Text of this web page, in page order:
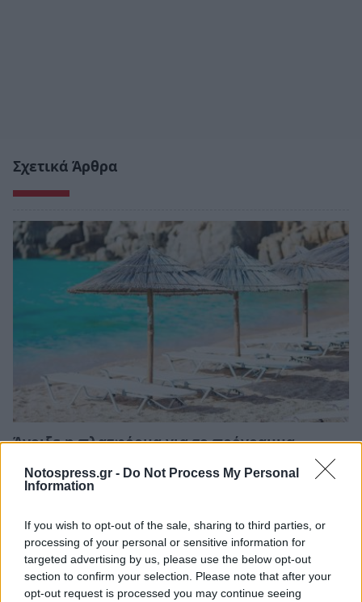
Notospress.gr - Do Not Process My Personal
Information
If you wish to opt-out of the sale, sharing to third parties, or
processing of your personal or sensitive information for
targeted advertising by us, please use the below opt-out
section to confirm your selection. Please note that after your
opt-out request is processed you may continue seeing
Σχετικά Άρθρα
Άνοιξε η πλατφόρμα για το πρόγραμμα
υποβάλλουν σήμερα αιτήσεις